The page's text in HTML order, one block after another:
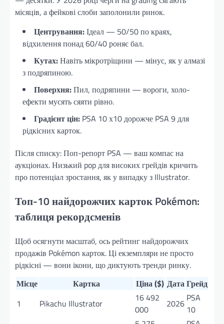
місяців, а фейкові слоби заполонили ринок.
Центрування:Ідеал — 50/50 по краях,
відхилення понад 60/40 роняє бал.
Кутах:Навіть мікротріщини — мінус, як у алмазі
з подряпиною.
Поверхня:Пил, подряпини — вороги, холо-
ефекти мусять сяяти рівно.
Градієнт цін: PSA 10 х10 дорожче PSA 9 для
рідкісних карток.
Після списку: Поп-репорт PSA — ваш компас на
аукціонах. Низький pop для високих грейдів кричить
про потенціал зростання, як у випадку з Illustrator.
Топ-10 найдорожчих карток Pokémon:
таблиця рекордсменів
Щоб осягнути масштаб, ось рейтинг найдорожчих
продажів Pokémon карток. Ці екземпляри не просто
рідкісні — вони ікони, що диктують тренди ринку.
Місце
Картка Ціна ($) ДатаГрейд
1
Pikachu Illustrator
16 492
000
2026 PSA
10